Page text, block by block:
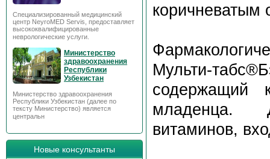
Специализированный медицинский
центр NeyroMED Servis, предоставляет
высококвалифицированные
неврологические услуги.
Министерство
здравоохранения
Республики
Узбекистан
Министерство здравоохранения
Республики Узбекистан (далее по
тексту Министерство) является
центральн
Новые консультанты
коричневатым
Мульти-
содержащий
младенца.
витаминов,